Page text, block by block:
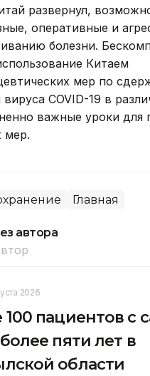
развернул,
оперативные и
болезни.
Китаем
мер по
COVID-19 в
важные уроки для
мер.
Главная
автора
2026
пациентов с
пяти лет в
области